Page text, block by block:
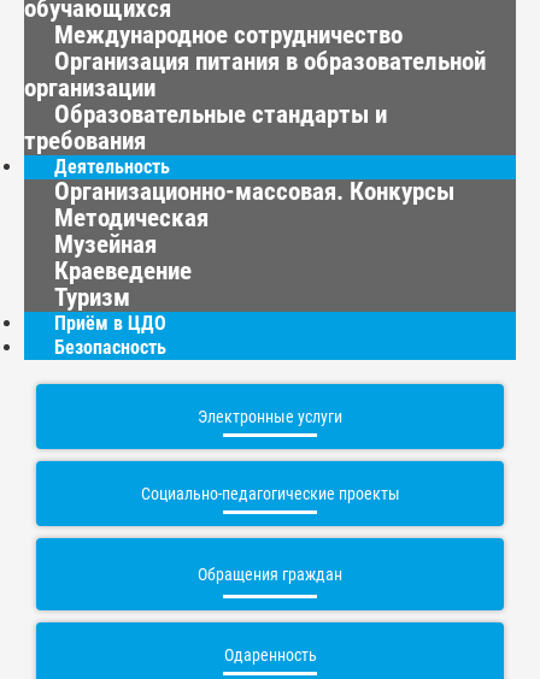
обучающихся
Международное сотрудничество
Организация питания в образовательной
организации
Образовательные стандарты и
требования
Деятельность
Организационно-массовая. Конкурсы
Методическая
Музейная
Краеведение
Туризм
Приём в ЦДО
Безопасность
Электронные услуги
Социально-педагогические проекты
Обращения граждан
Одаренность